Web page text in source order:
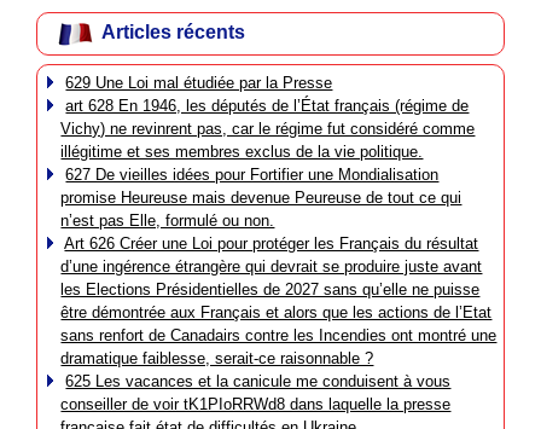
Articles récents
629 Une Loi mal étudiée par la Presse
art 628 En 1946, les députés de l’État français (régime de
Vichy) ne revinrent pas, car le régime fut considéré comme
illégitime et ses membres exclus de la vie politique.
627 De vieilles idées pour Fortifier une Mondialisation
promise Heureuse mais devenue Peureuse de tout ce qui
n’est pas Elle, formulé ou non.
Art 626 Créer une Loi pour protéger les Français du résultat
d’une ingérence étrangère qui devrait se produire juste avant
les Elections Présidentielles de 2027 sans qu’elle ne puisse
être démontrée aux Français et alors que les actions de l’Etat
sans renfort de Canadairs contre les Incendies ont montré une
dramatique faiblesse, serait-ce raisonnable ?
625 Les vacances et la canicule me conduisent à vous
conseiller de voir tK1PIoRRWd8 dans laquelle la presse